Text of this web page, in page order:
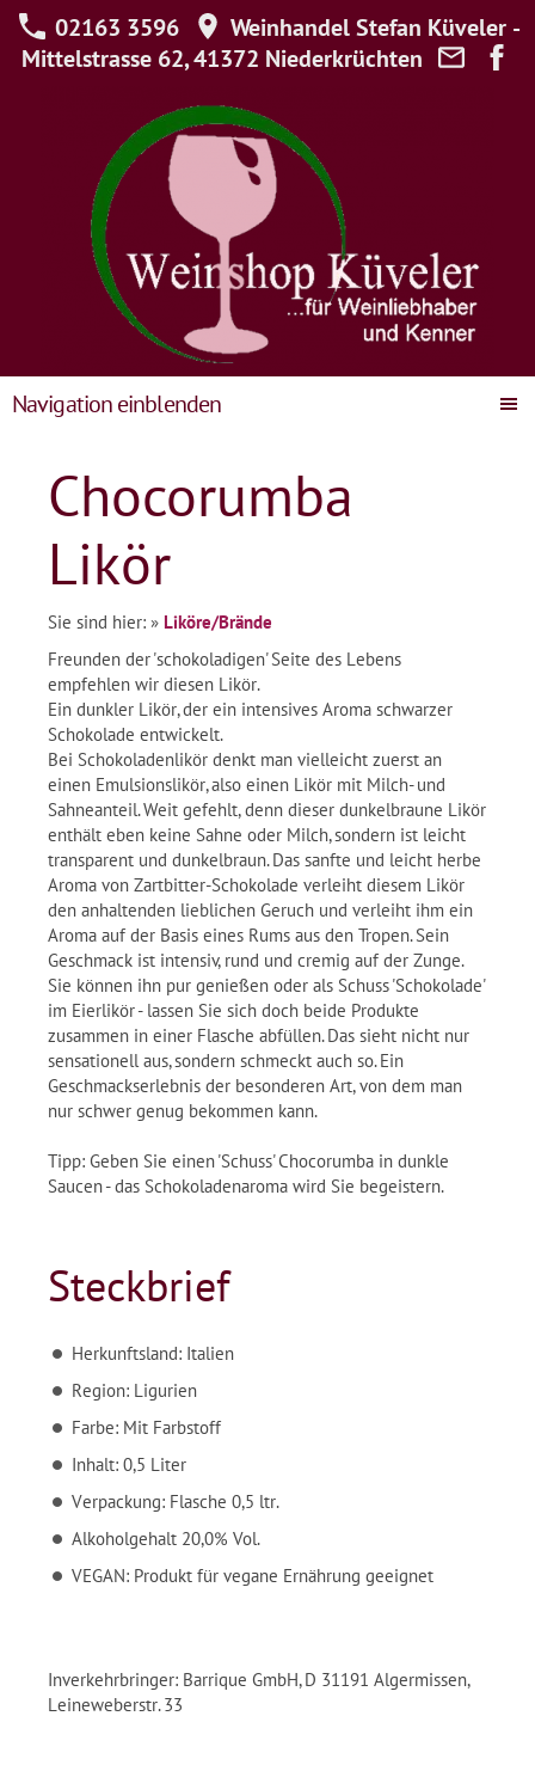
02163 3596
Weinhandel Stefan Küveler -
Mittelstrasse 62, 41372 Niederkrüchten
Navigation einblenden
Chocorumba
Likör
Sie sind hier: » Liköre/Brände
Freunden der 'schokoladigen' Seite des Lebens
empfehlen wir diesen Likör.
Ein dunkler Likör, der ein intensives Aroma schwarzer
Schokolade entwickelt.
Bei Schokoladenlikör denkt man vielleicht zuerst an
einen Emulsionslikör, also einen Likör mit Milch- und
Sahneanteil. Weit gefehlt, denn dieser dunkelbraune Likör
enthält eben keine Sahne oder Milch, sondern ist leicht
transparent und dunkelbraun. Das sanfte und leicht herbe
Aroma von Zartbitter-Schokolade verleiht diesem Likör
den anhaltenden lieblichen Geruch und verleiht ihm ein
Aroma auf der Basis eines Rums aus den Tropen. Sein
Geschmack ist intensiv, rund und cremig auf der Zunge.
Sie können ihn pur genießen oder als Schuss 'Schokolade'
im Eierlikör - lassen Sie sich doch beide Produkte
zusammen in einer Flasche abfüllen. Das sieht nicht nur
sensationell aus, sondern schmeckt auch so. Ein
Geschmackserlebnis der besonderen Art, von dem man
nur schwer genug bekommen kann.
Tipp: Geben Sie einen 'Schuss' Chocorumba in dunkle
Saucen - das Schokoladenaroma wird Sie begeistern.
Steckbrief
Herkunftsland: Italien
Region: Ligurien
Farbe: Mit Farbstoff
Inhalt: 0,5 Liter
Verpackung: Flasche 0,5 ltr.
Alkoholgehalt 20,0% Vol.
VEGAN: Produkt für vegane Ernährung geeignet
Inverkehrbringer: Barrique GmbH, D 31191 Algermissen,
Leineweberstr. 33